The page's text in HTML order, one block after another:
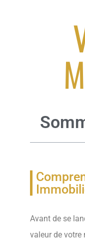
Avant de se
valeur de votre